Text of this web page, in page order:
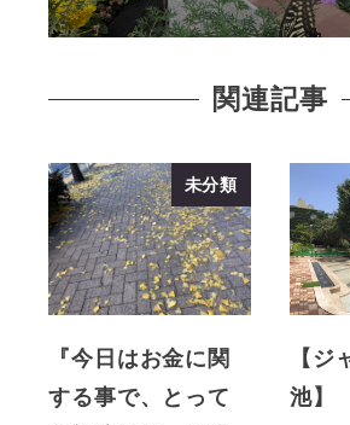
関連記事
未分類
『今日はお金に関
する事で、とって
【ジ
池】